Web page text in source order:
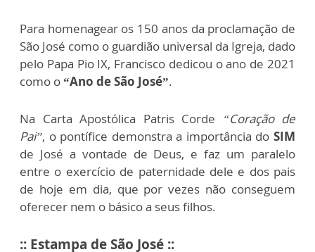
Para homenagear os 150 anos da proclamação de
São José como o guardião universal da Igreja, dado
pelo Papa Pio IX, Francisco dedicou o ano de 2021
como o“Ano de São José”.
Na Carta Apostólica Patris Corde
“Coração de
Pai”, o pontífice demonstra a importância do SIM
de José a vontade de Deus, e faz um paralelo
entre o exercício de paternidade dele e dos pais
de hoje em dia, que por vezes não conseguem
oferecer nem o básico a seus filhos.
:: Estampa de São José ::